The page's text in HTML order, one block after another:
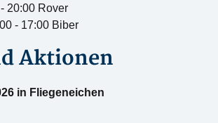
20:00 Rover
- 17:00 Biber
Aktionen
in Fliegeneichen